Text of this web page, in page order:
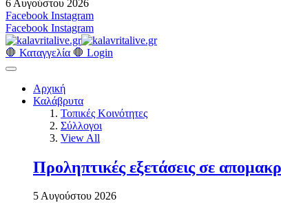
6 Αυγούστου 2026
Facebook Instagram
Facebook Instagram
🛑 Καταγγελία 🛑 Login
Αρχική
Καλάβρυτα
Τοπικές Κοινότητες
Σύλλογοι
View All
Προληπτικές εξετάσεις σε
5 Αυγούστου 2026